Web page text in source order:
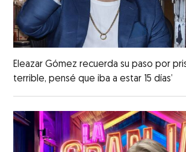
Eleazar Gómez recuerda su paso por
terrible, pensé que iba a estar 15 días’